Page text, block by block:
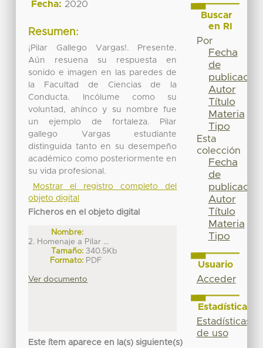
Fecha: 2020
Resumen:
¡Pilar Gallego Vargas!. Presente.
Aún resuena su respuesta en
sonido e imagen en las paredes de
la Facultad de Ciencias de la
Conducta. Incólume como su
voluntad, ahínco y su nombre fue
un ejemplo de fortaleza. Pilar
gallego Vargas estudiante
distinguida tanto en su desempeño
académico como posteriormente en
su vida profesional.
Mostrar el registro completo del
objeto digital
Ficheros en el objeto digital
Nombre:
2. Homenaje a Pilar ...
Tamaño: 340.5Kb
Formato: PDF
Ver documento
Este ítem aparece en la(s) siguiente(s)
Buscar
en RI
Por
Fecha
de
publicación
Autor
Título
Materia
Tipo
Esta
colección
Fecha
de
publicación
Autor
Título
Materia
Tipo
Usuario
Acceder
Estadísticas
Estadísticas
de uso